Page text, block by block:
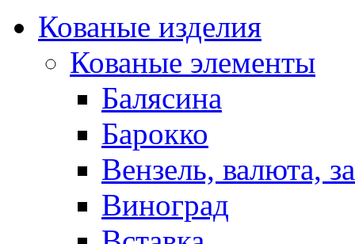
Кованые изделия
Кованые элементы
Балясина
Барокко
Вензель, валюта,
Виноград